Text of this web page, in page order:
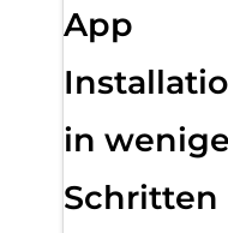
App
in
Schritten